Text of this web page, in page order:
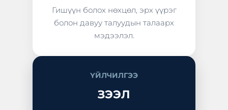
Гишүүн болох нөхцөл, эрх үүрэг
болон давуу талуудын талаарх
мэдээлэл.
ҮЙЛЧИЛГЭЭ
ЗЭЭЛ